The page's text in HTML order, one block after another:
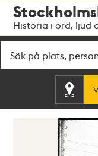
navigationen
huvudinnehållet
Historia i ord, ljud